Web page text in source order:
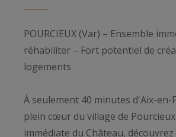
POURCIEUX (Var) – Ensemble
réhabiliter – Fort potentiel de
logements
À seulement 40 minutes d'Aix-en-
plein cœur du village de
immédiate du Château,